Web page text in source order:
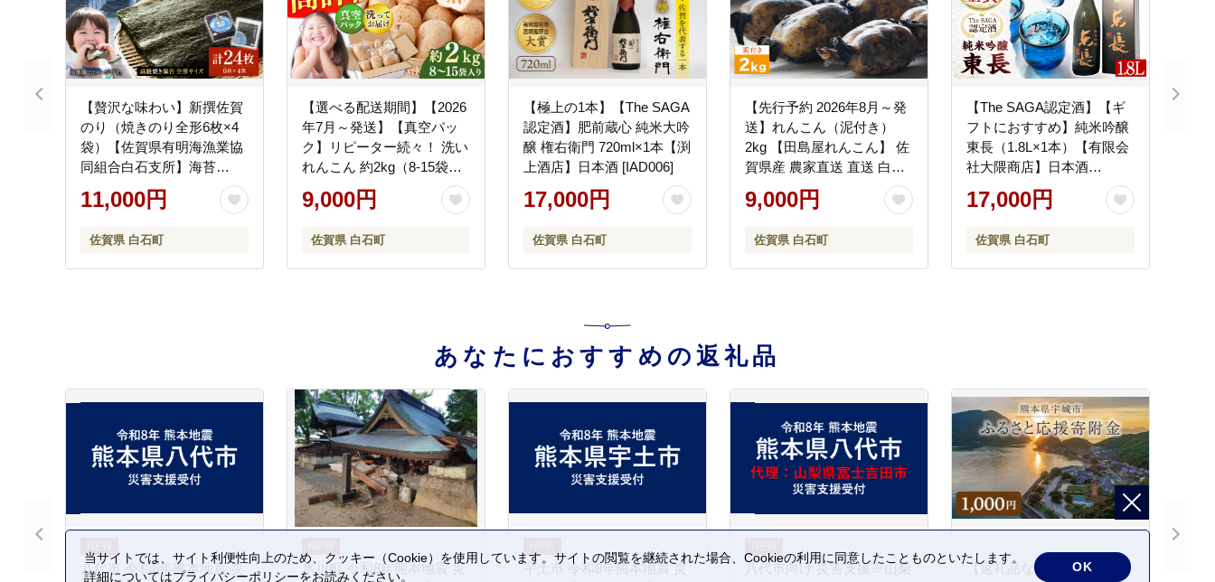
【贅沢な味わい】新撰佐賀
のり（焼きのり全形6枚×4
袋）【佐賀県有明海漁業協
同組合白石支所】海苔
11,000円
佐賀県 白石町
【選べる配送期間】【2026
年7月～発送】【真空パッ
ク】リピーター続々！ 洗い
れんこん 約2kg（8-15袋入
り）【和泉農園】 蓮根
[ICE001] [ICE001-1]
9,000円
佐賀県 白石町
【極上の1本】【The SAGA
認定酒】肥前蔵心 純米大吟
醸 権右衛門 720ml×1本【渕
上酒店】日本酒 [IAD006]
17,000円
佐賀県 白石町
【先行予約 2026年8月～発
送】れんこん（泥付き）
2kg 【田島屋れんこん】 佐
賀県産 農家直送 直送 白石
れんこん レンコン 蓮根 白
石町産 野菜 根菜 高品質 九
9,000円
佐賀県 白石町
【The SAGA認定酒】【ギ
フトにおすすめ】純米吟醸
東長（1.8L×1本）【有限会
社大隈商店】日本酒
17,000円
佐賀県 白石町
あなたにおすすめの返礼品
八代市 令和8年熊本地震 災
氷川町 令和8年熊本地震 災
宇土市 令和8年熊本地震 災
八代市向け 災害支援※山梨
【返礼品なし】熊本県宇城
当サイトでは、サイト利便性向上のため、クッキー（Cookie）を使用しています。サイトの閲覧を継続された場合、Cookieの利用に同意したことものといたします。
詳細についてはプライバシーポリシーをお読みください。
OK